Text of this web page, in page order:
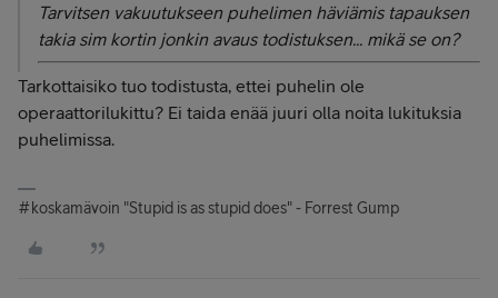
Tarvitsen vakuutukseen puhelimen häviämis tapauksen
takia sim kortin jonkin avaus todistuksen... mikä se on?
Tarkottaisiko tuo todistusta, ettei puhelin ole
operaattorilukittu? Ei taida enää juuri olla noita lukituksia
puhelimissa.
#koskamävoin "Stupid is as stupid does" - Forrest Gump